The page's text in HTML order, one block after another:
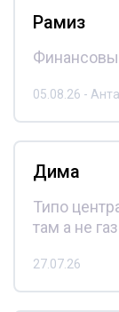
Рамиз
05.08.26 -
Дима
Типо
там а не
27.07.26